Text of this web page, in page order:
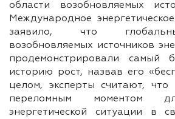
области возобновляемых
Международное
заявило, что
возобновляемых источников
продемонстрировали самый
историю рост, назвав его
целом, эксперты считают, что
переломным моментом
энергетической ситуации в